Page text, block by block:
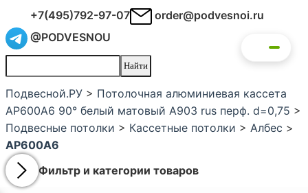
+7(495)792-97-07
order@podvesnoi.ru
@PODVESNOU
Подвесной.РУ > Потолочная алюминиевая кассета
AP600A6 90° белый матовый А903 rus перф. d=0,75 >
Подвесные потолки > Кассетные потолки > Албес >
AP600A6
Фильтр и категории товаров